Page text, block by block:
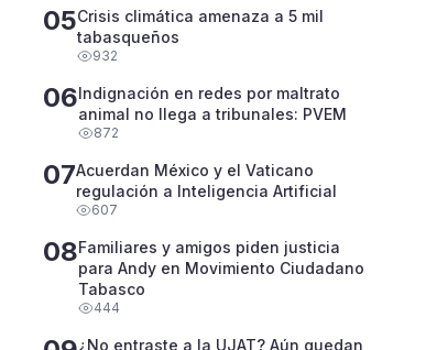
05Crisis climática amenaza a 5 mil
tabasqueños
932
06Indignación en redes por maltrato
animal no llega a tribunales: PVEM
872
07Acuerdan México y el Vaticano
regulación a Inteligencia Artificial
607
08Familiares y amigos piden justicia
para Andy en Movimiento Ciudadano
Tabasco
444
¿No entraste a la UJAT? Aún quedan